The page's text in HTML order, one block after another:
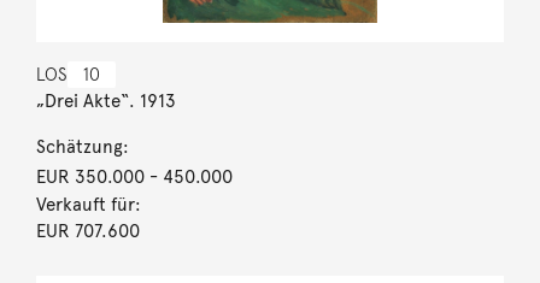
LOS 10
„Drei Akte“. 1913
Schätzung:
EUR 350.000- 450.000
Verkauft für:
EUR 707.600